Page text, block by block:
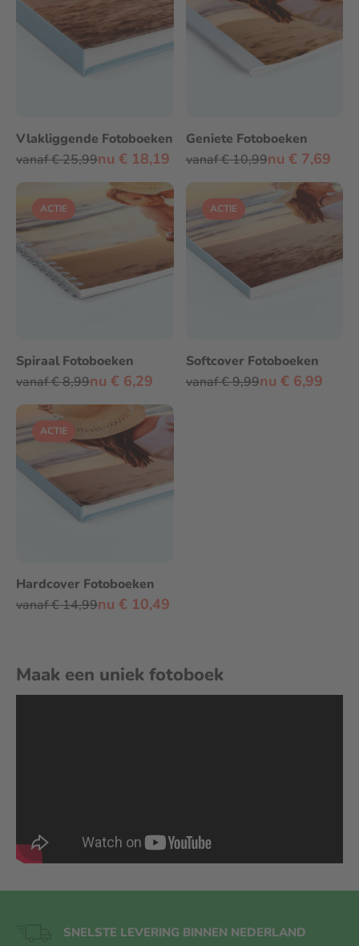
Vlakliggende Fotoboeken
vanaf € 25,99nu € 18,19
Geniete Fotoboeken
vanaf € 10,99nu € 7,69
ACTIE
Spiraal Fotoboeken
vanaf € 8,99nu € 6,29
ACTIE
Softcover Fotoboeken
vanaf € 9,99nu € 6,99
ACTIE
Hardcover Fotoboeken
vanaf € 14,99nu € 10,49
Maak een uniek fotoboek
SNELSTE LEVERING BINNEN NEDERLAND